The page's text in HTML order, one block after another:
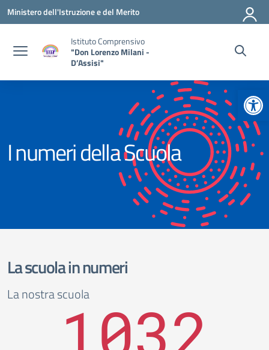
Vai ai contenuti
Vai al menu di navigazione
Vai al footer
Ministero dell'Istruzione e del Merito
Istituto Comprensivo
"Don Lorenzo Milani -
D’Assisi"
I numeri della Scuola
La scuola in numeri
La nostra scuola1032